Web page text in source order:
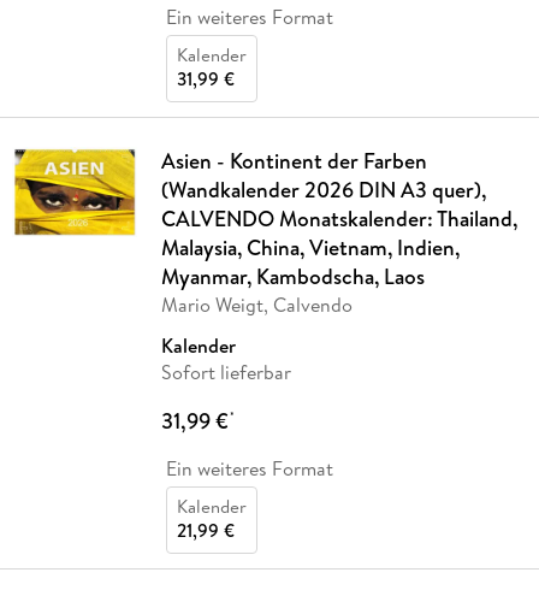
Ein weiteres Format
Kalender
31,99 €
Asien - Kontinent der Farben
(Wandkalender 2026 DIN A3 quer),
CALVENDO Monatskalender: Thailand,
Malaysia, China, Vietnam, Indien,
Myanmar, Kambodscha, Laos
Mario Weigt, Calvendo
Kalender
Sofort lieferbar
31,99 €*
Ein weiteres Format
Kalender
21,99 €